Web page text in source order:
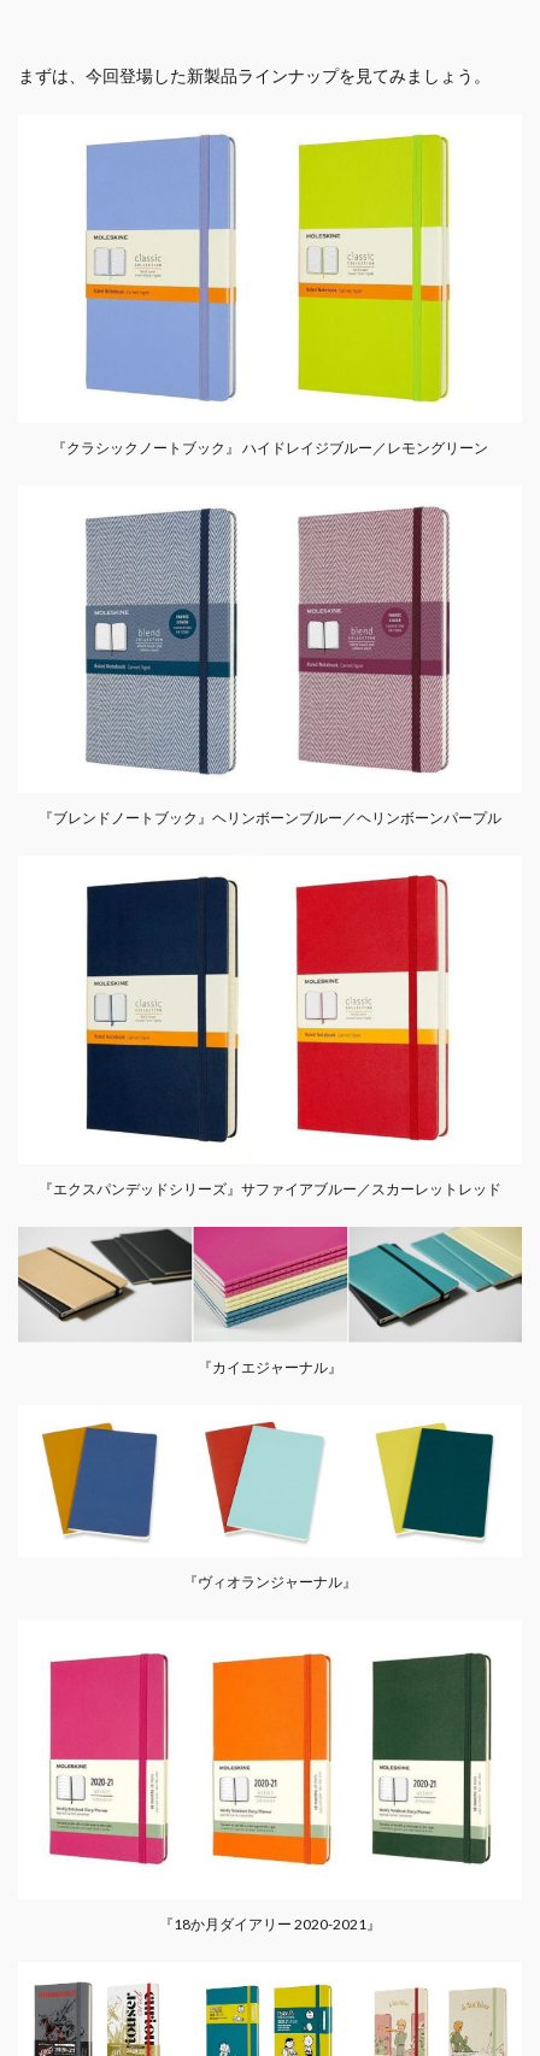
まずは、今回登場した新製品ラインナップを見てみましょう。
『クラシックノートブック』 ハイドレイジブルー／レモングリーン
『ブレンドノートブック』ヘリンボーンブルー／ヘリンボーンパープル
『エクスパンデッドシリーズ』サファイアブルー／スカーレットレッド
『カイエジャーナル』
『ヴィオランジャーナル』
『18か月ダイアリー 2020-2021』